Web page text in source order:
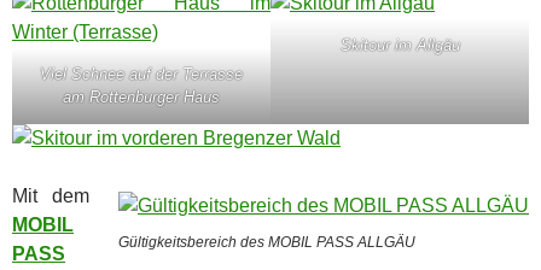
Viel Schnee auf der Terrasse
am Rottenburger Haus
Skitour im Allgäu
Gültigkeitsbereich des MOBIL PASS ALLGÄU
Mit dem
MOBIL
PASS